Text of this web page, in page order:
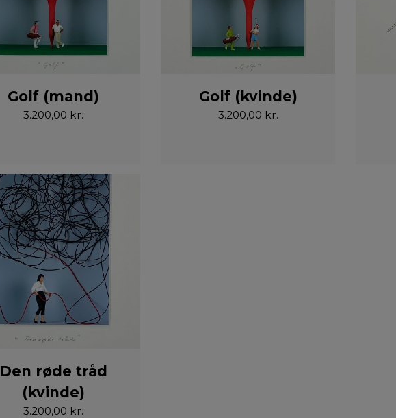
Golf (mand)
3.200,00 kr.
Golf (kvinde)
3.200,00 kr.
Den røde tråd
(kvinde)
3.200,00 kr.